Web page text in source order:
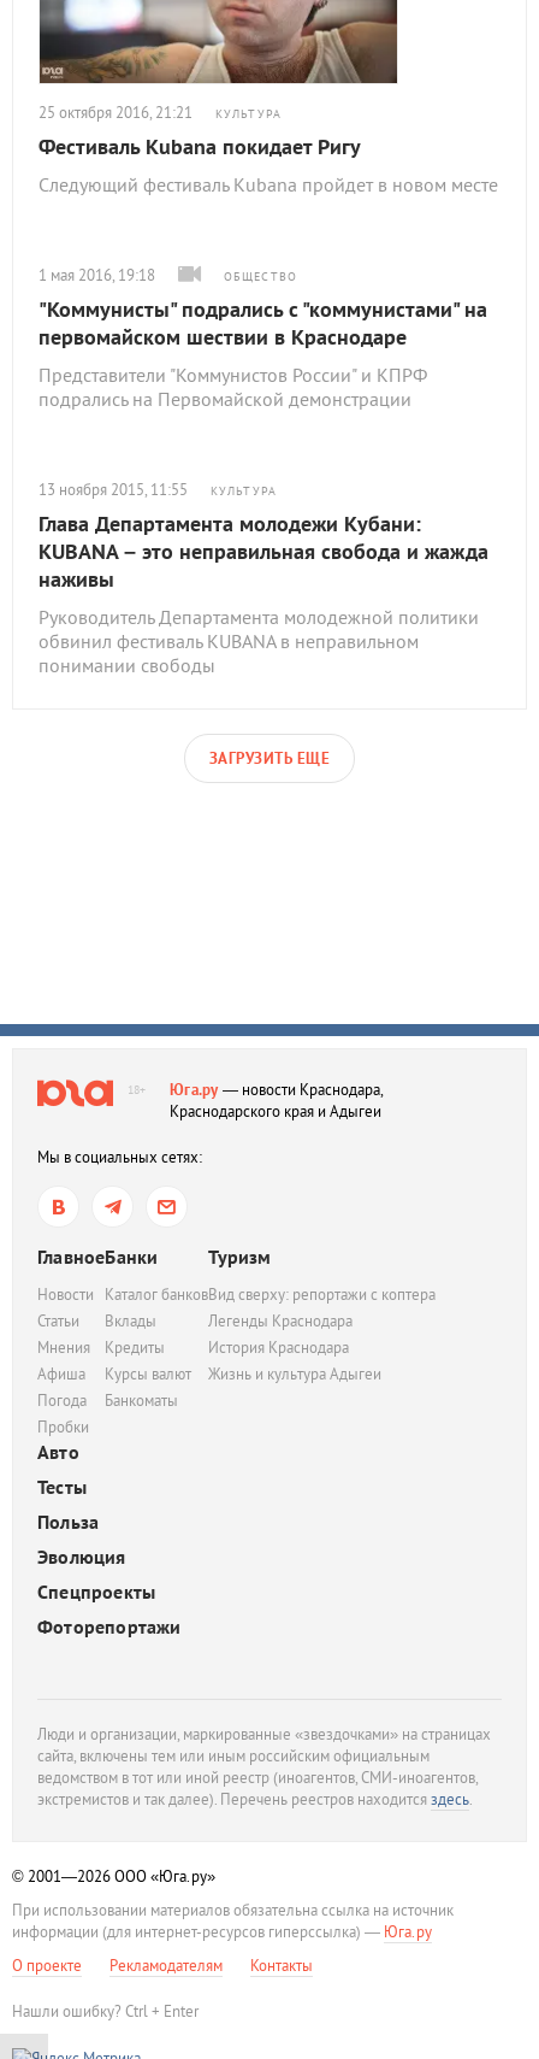
25 октября 2016, 21:21 КУЛЬТУРА
Фестиваль Kubana покидает Ригу
Следующий фестиваль Kubana пройдет в новом месте
1 мая 2016, 19:18 ОБЩЕСТВО
"Коммунисты" подрались с "коммунистами" на
первомайском шествии в Краснодаре
Представители "Коммунистов России" и КПРФ
подрались на Первомайской демонстрации
13 ноября 2015, 11:55 КУЛЬТУРА
Глава Департамента молодежи Кубани:
KUBANA – это неправильная свобода и жажда
наживы
Руководитель Департамента молодежной политики
обвинил фестиваль KUBANA в неправильном
понимании свободы
ЗАГРУЗИТЬ ЕЩЕ
18+ Юга.ру— новости Краснодара,
Краснодарского края и Адыгеи
Мы в социальных сетях:
Главное
Новости
Статьи
Мнения
Афиша
Погода
Пробки
Банки
Каталог банков
Вклады
Кредиты
Курсы валют
Банкоматы
Туризм
Вид сверху: репортажи с коптера
Легенды Краснодара
История Краснодара
Жизнь и культура Адыгеи
Авто
Тесты
Польза
Эволюция
Спецпроекты
Фоторепортажи
Люди и организации, маркированные «звездочками» на страницах
сайта, включены тем или иным российским официальным
ведомством в тот или иной реестр (иноагентов, СМИ-иноагентов,
экстремистов и так далее). Перечень реестров находитсяздесь.
© 2001—2026ООО «Юга.ру»
При использовании материалов обязательна ссылка на источник
информации (для интернет-ресурсов гиперссылка) — Юга.ру
О проекте
Рекламодателям Контакты
Нашли ошибку? Ctrl + Enter